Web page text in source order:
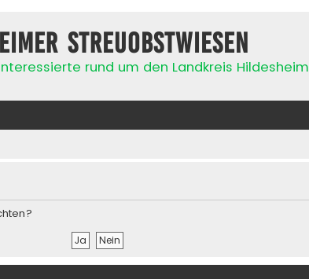
Streuobstwiesen
rund um den Landkreis Hildesheim